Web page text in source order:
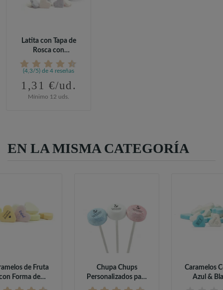
Latita con Tapa de
Rosca con
Caramelos para...
(4,3/5) de 4 reseñas
1,31 €/ud.
Mínimo 12 uds.
EN LA MISMA CATEGORÍA
de Fruta
Forma de
Corazón...
Chupa Chups
Personalizados para
Comunión (95 uds)
Caramelos
Azul &